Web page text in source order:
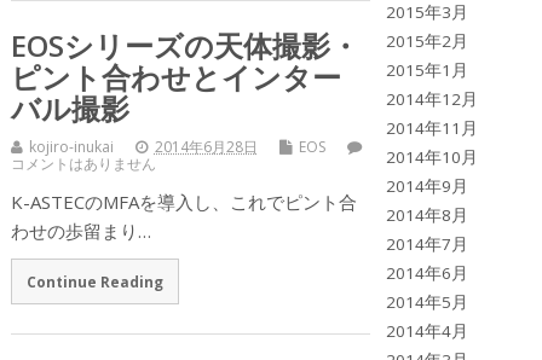
EOSシリーズの天体撮影・
ピント合わせとインター
バル撮影
kojiro-inukai 2014年6月28日
EOS
コメントはありません
K-ASTECのMFAを導入し、これでピント合
わせの歩留まり…
Continue Reading
2015年3月
2015年2月
2015年1月
2014年12月
2014年11月
2014年10月
2014年9月
2014年8月
2014年7月
2014年6月
2014年5月
2014年4月